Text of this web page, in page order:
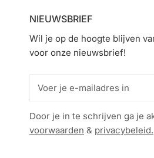
NIEUWSBRIEF
Wil je op de hoogte blijven
voor onze nieuwsbrief!
mail
Door je in te schrijven ga je
voorwaarden & privacybeleid.